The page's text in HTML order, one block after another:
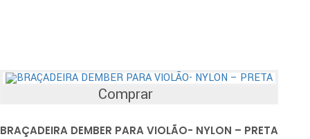
Comprar
BRAÇADEIRA DEMBER PARA VIOLÃO- NYLON – PRETA